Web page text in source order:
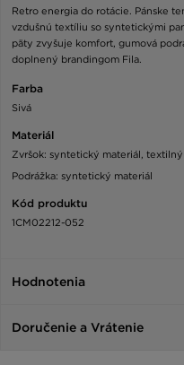
Retro energia do rotácie. Pánske
vzdušnú textíliu so syntetickými
päty zvyšuje komfort, gumová
doplnený brandingom Fila.
Farba
Sivá
Materiál
Zvršok: syntetický materiál,
Podrážka: syntetický materiál
Kód produktu
1CM02212-052
Hodnotenia
Doručenie a Vrátenie